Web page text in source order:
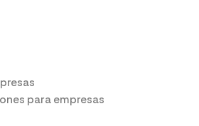
para empresas